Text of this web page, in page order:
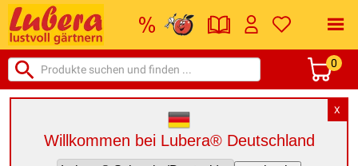
0
X
Willkommen bei Lubera® Deutschland